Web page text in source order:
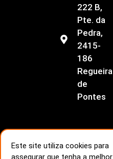
222 B,
Pte. da
Pedra,
2415-
186
Regueira
de
Pontes
Livro de Reclamações
Este site utiliza cookies para
assegurar que tenha a melhor